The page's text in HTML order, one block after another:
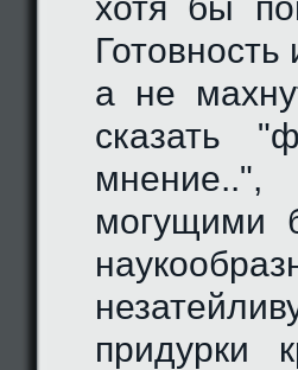
а не
сказать
могущими
придурки